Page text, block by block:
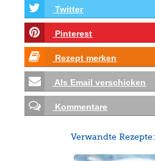
Twitter
Pinterest
Rezept merken
Als Email verschicken
Kommentare
Verwandte Rezepte: